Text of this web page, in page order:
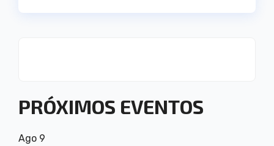
PRÓXIMOS EVENTOS
Ago 9